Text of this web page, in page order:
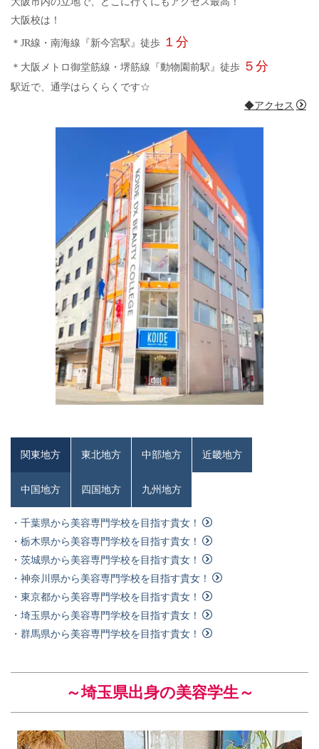
大阪校は！
＊JR線・南海線『新今宮駅』徒歩 １分
＊大阪メトロ御堂筋線・堺筋線『動物園前駅』徒歩 ５分
駅近で、通学はらくらくです☆
◆アクセス
関東地方 東北地方 中部地方 近畿地方
中国地方 四国地方 九州地方
・千葉県から美容専門学校を目指す貴女！
・栃木県から美容専門学校を目指す貴女！
・茨城県から美容専門学校を目指す貴女！
・神奈川県から美容専門学校を目指す貴女！
・東京都から美容専門学校を目指す貴女！
・埼玉県から美容専門学校を目指す貴女！
・群馬県から美容専門学校を目指す貴女！
～埼玉県出身の美容学生 ～